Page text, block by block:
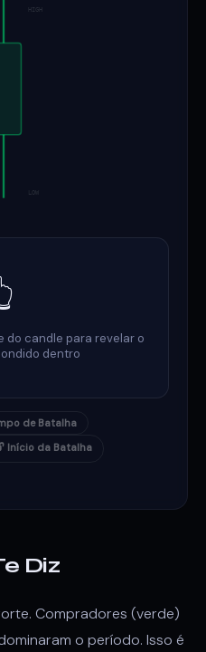
HIGH
LOW
do candle para revelar o
dentro
de Batalha
Início da Batalha
Diz
Compradores (verde)
o período. Isso é